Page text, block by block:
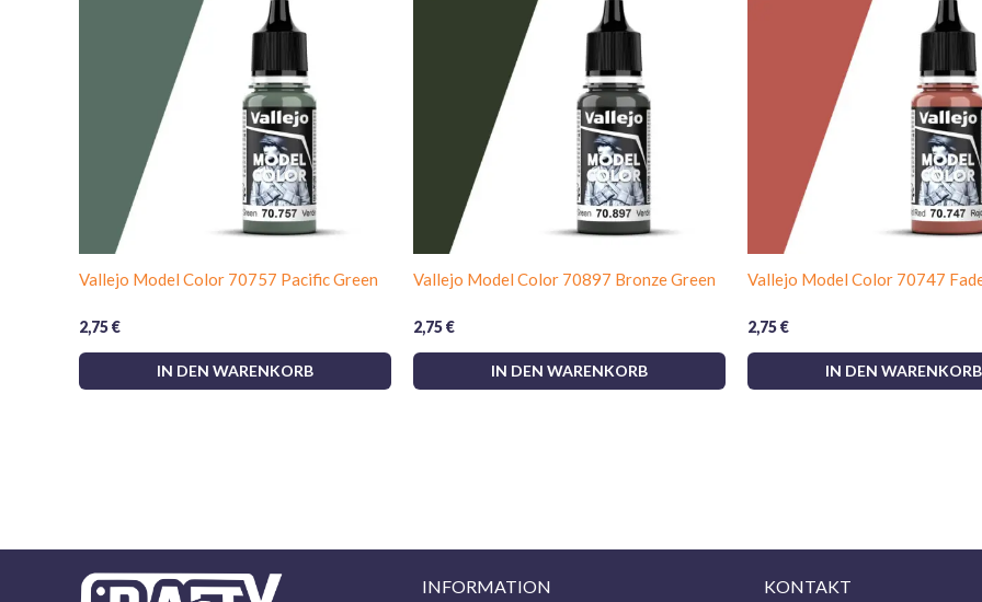
Vallejo Model Color 70757 Pacific Green
2,75€
IN DEN WARENKORB
Vallejo Model Color 70897 Bronze Green
2,75€
IN DEN WARENKORB
Vallejo Model Color 70747
2,75€
IN DEN WARENKORB
INFORMATION KONTAKT